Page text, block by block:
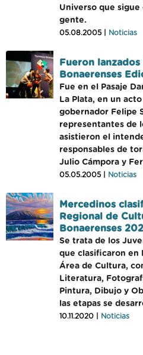
Universo que
gente.
05.08.2005 | Noticias
Fueron
Bonaerenses
Fue en el Pasaje
La Plata, en un
gobernador Felipe
representantes de
asistieron el
responsables de
Julio Cámpora y
05.05.2005 | Noticias
Mercedinos
Regional de
Bonaerenses
Se trata de los
que clasificaron en
Área de Cultura,
Literatura,
Pintura, Dibujo y
las etapas se
10.11.2020 | Noticias